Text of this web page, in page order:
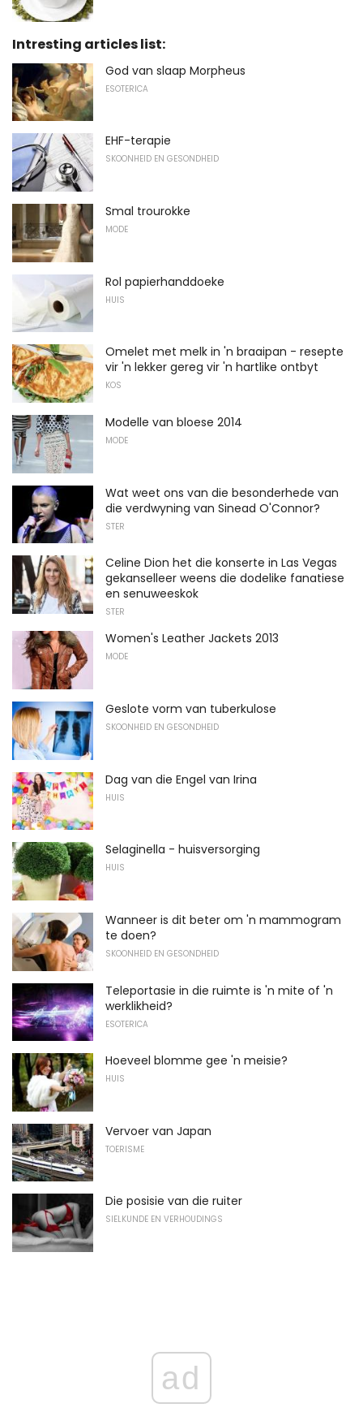
Intresting articles list:
God van slaap Morpheus
ESOTERICA
EHF-terapie
SKOONHEID EN GESONDHEID
Smal trourokke
MODE
Rol papierhanddoeke
HUIS
Omelet met melk in 'n braaipan - resepte
vir 'n lekker gereg vir 'n hartlike ontbyt
KOS
Modelle van bloese 2014
MODE
Wat weet ons van die besonderhede van
die verdwyning van Sinead O'Connor?
STER
Celine Dion het die konserte in Las Vegas
gekanselleer weens die dodelike fanatiese
en senuweeskok
STER
Women's Leather Jackets 2013
MODE
Geslote vorm van tuberkulose
SKOONHEID EN GESONDHEID
Dag van die Engel van Irina
HUIS
Selaginella - huisversorging
HUIS
Wanneer is dit beter om 'n mammogram
te doen?
SKOONHEID EN GESONDHEID
Teleportasie in die ruimte is 'n mite of 'n
werklikheid?
ESOTERICA
Hoeveel blomme gee 'n meisie?
HUIS
Vervoer van Japan
TOERISME
Die posisie van die ruiter
SIELKUNDE EN VERHOUDINGS
ad